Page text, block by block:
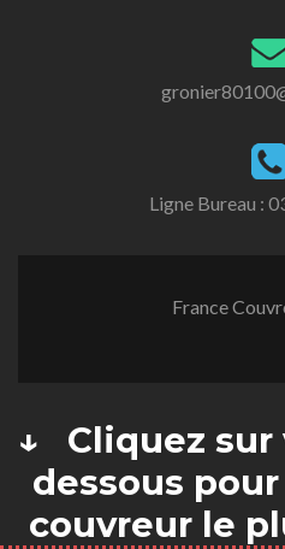
Ligne Bureau :
France
↓ Cliquez sur
dessous
couvreur le